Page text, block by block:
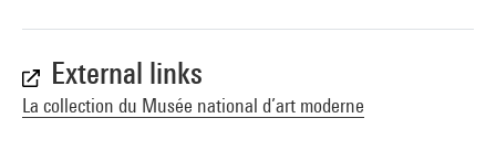
External links
La collection du Musée national d’art moderne